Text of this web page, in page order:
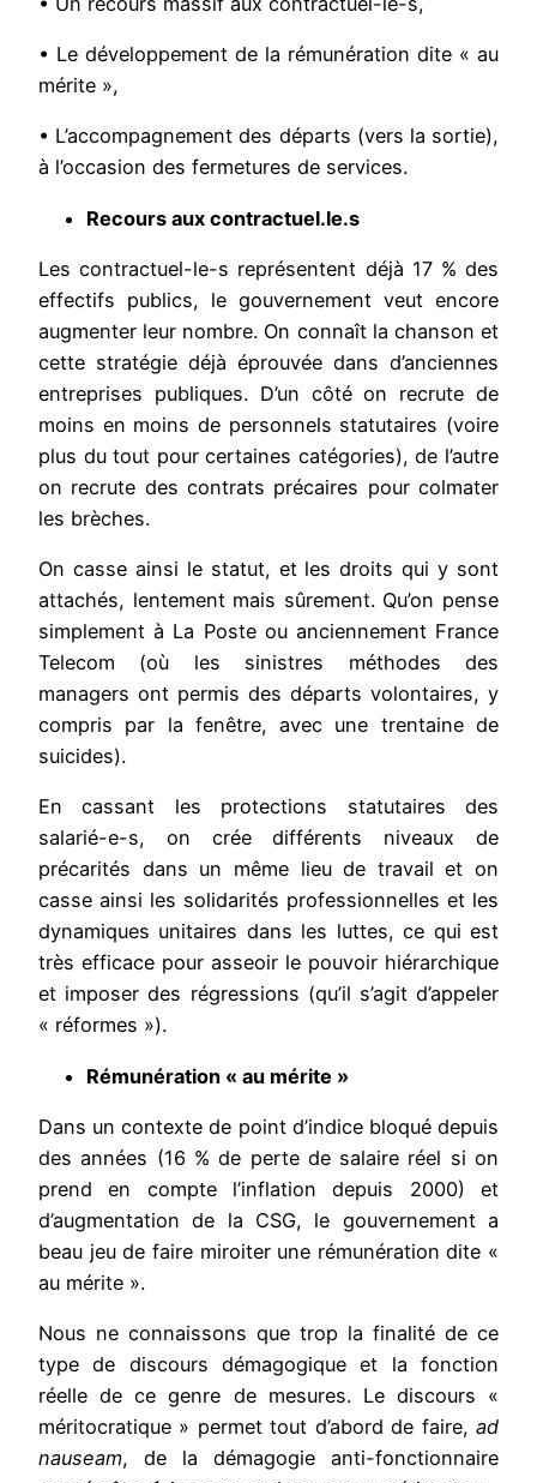
• Le développement de la rémunération dite « au
mérite »,
• L’accompagnement des départs (vers la sortie),
à l’occasion des fermetures de services.
Recours aux contractuel.le.s
Les contractuel-le-s représentent déjà 17 % des
effectifs publics, le gouvernement veut encore
augmenter leur nombre. On connaît la chanson et
cette stratégie déjà éprouvée dans d’anciennes
entreprises publiques. D’un côté on recrute de
moins en moins de personnels statutaires (voire
plus du tout pour certaines catégories), de l’autre
on recrute des contrats précaires pour colmater
les brèches.
On casse ainsi le statut, et les droits qui y sont
attachés, lentement mais sûrement. Qu’on pense
simplement à La Poste ou anciennement France
Telecom (où les sinistres méthodes des
managers ont permis des départs volontaires, y
compris par la fenêtre, avec une trentaine de
suicides).
En cassant les protections statutaires des
salarié-e-s, on crée différents niveaux de
précarités dans un même lieu de travail et on
casse ainsi les solidarités professionnelles et les
dynamiques unitaires dans les luttes, ce qui est
très efficace pour asseoir le pouvoir hiérarchique
et imposer des régressions (qu’il s’agit d’appeler
« réformes »).
Rémunération « au mérite »
Dans un contexte de point d’indice bloqué depuis
des années (16 % de perte de salaire réel si on
prend en compte l’inflation depuis 2000) et
d’augmentation de la CSG, le gouvernement a
beau jeu de faire miroiter une rémunération dite «
au mérite ».
Nous ne connaissons que trop la finalité de ce
type de discours démagogique et la fonction
réelle de ce genre de mesures. Le discours «
méritocratique » permet tout d’abord de faire, ad
nauseam, de la démagogie anti-fonctionnaire